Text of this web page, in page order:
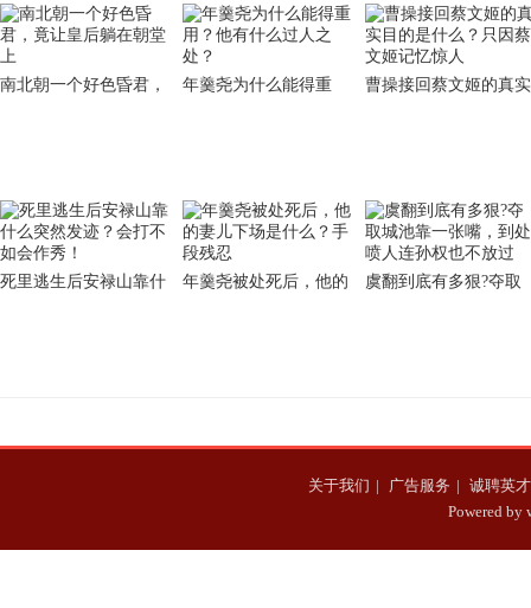
南北朝一个好色昏君，
年羹尧为什么能得重
曹操接回蔡文姬的真实
死里逃生后安禄山靠什
年羹尧被处死后，他的
虞翻到底有多狠?夺取
关于我们 | 广告服务 | 诚聘英才
Powered by